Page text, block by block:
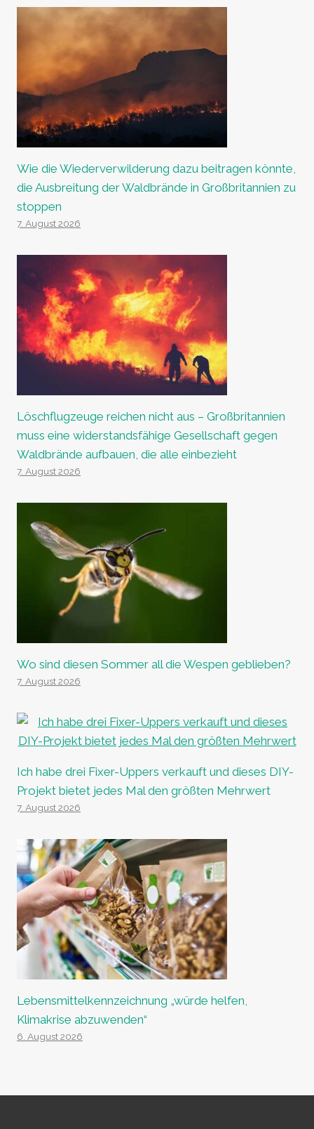
Wie die Wiederverwilderung dazu beitragen könnte,
die Ausbreitung der Waldbrände in Großbritannien zu
stoppen
7. August 2026
Löschflugzeuge reichen nicht aus – Großbritannien
muss eine widerstandsfähige Gesellschaft gegen
Waldbrände aufbauen, die alle einbezieht
7. August 2026
Wo sind diesen Sommer all die Wespen geblieben?
7. August 2026
Ich habe drei Fixer-Uppers verkauft und dieses DIY-
Projekt bietet jedes Mal den größten Mehrwert
7. August 2026
Lebensmittelkennzeichnung „würde helfen,
Klimakrise abzuwenden“
6. August 2026